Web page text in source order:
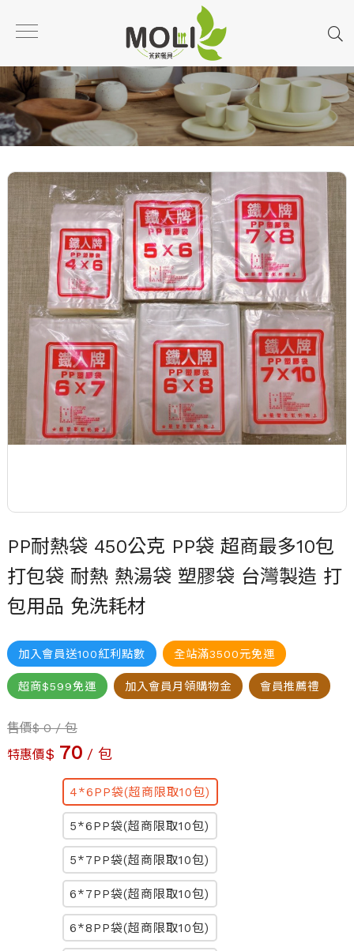
PP耐熱袋 450公克 PP袋 超商最多10包
打包袋 耐熱 熱湯袋 塑膠袋 台灣製造 打
包用品 免洗耗材
加入會員送100紅利點數 全站滿3500元免運
超商$599免運 加入會員月領購物金 會員推薦禮
售價$ 0 / 包
特惠價$ 70 / 包
4*6PP袋(超商限取10包)
5*6PP袋(超商限取10包)
5*7PP袋(超商限取10包)
6*7PP袋(超商限取10包)
6*8PP袋(超商限取10包)